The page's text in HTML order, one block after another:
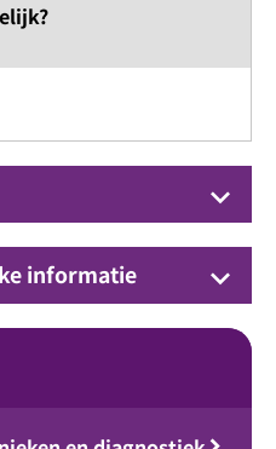
keyboard_arrow_down
informatie keyboard_arrow_down